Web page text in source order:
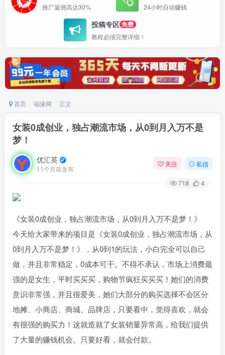
推广返佣高达30%
24小时自动赚钱
投稿专区 免费
教程必须完整详细！
首页 福缘网 正文
女装0成创业，独占潮流市场，从0到月入万不是
梦！
优汇英
11个月前发布
关注 私信
718 4
《女装0成创业，独占潮流市场，从0到月入万不是梦！》
今天给大家带来的项目是《女装0成创业，独占潮流市场，从
0到月入万不是梦！》，从0到1的玩法，小白完全可以自己
做，并且非常稳定，0成本可干。不得不承认，市场上消费最
强的是女生，平时买买买，购物节疯狂买买买！她们的消费
意识非常强，并且很爱美，她们大部分的购买选择不会区分
地摊、小商店、商城、品牌店，只要看中，觉得喜欢，就会
有很强的购买力！这就造就了女装销量异常高，给我们提供
了大量的赚钱机会。只要好看，就会付款。